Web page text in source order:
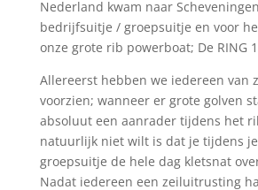
Nederland kwam naar
bedrijfsuitje / groepsuitje en voor
onze grote rib powerboat; De RING
Allereerst hebben we iedereen van
voorzien; wanneer er grote golven
absoluut een aanrader tijdens het
natuurlijk niet wilt is dat je tijdens
groepsuitje de hele dag kletsnat
Nadat iedereen een zeiluitrusting